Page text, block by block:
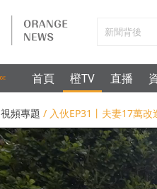
首頁 橙TV 直播
視頻專題 / 入伙EP31丨夫妻17萬